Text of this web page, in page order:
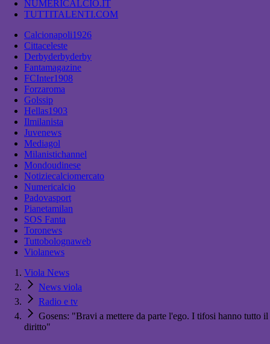
NUMERICALCIO.IT
TUTTITALENTI.COM
Calcionapoli1926
Cittaceleste
Derbyderbyderby
Fantamagazine
FCInter1908
Forzaroma
Golssip
Hellas1903
Ilmilanista
Juvenews
Mediagol
Milanistichannel
Mondoudinese
Notiziecalciomercato
Numericalcio
Padovasport
Pianetamilan
SOS Fanta
Toronews
Tuttobolognaweb
Violanews
Viola News
News viola
Radio e tv
Gosens: "Bravi a mettere da parte l'ego. I tifosi hanno tutto il
diritto"